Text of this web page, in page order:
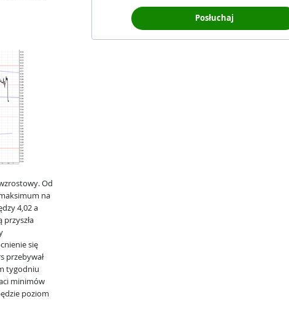
Od
na
4,02 a
przyszła
się
przebywał
tygodniu
minimów
poziom
Posłuchaj